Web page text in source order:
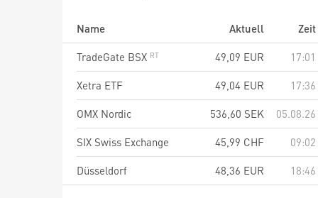
Name Aktuell
Zeit
TradeGate BSX
49,09 EUR
17:01
Xetra ETF
49,04 EUR
17:36
OMX Nordic
536,60 SEK
05.08.26
SIX Swiss Exchange
45,99 CHF
09:02
Düsseldorf
48,36 EUR 18:46